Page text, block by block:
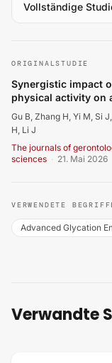
Vollständige
ORIGINALSTUDIE
Synergistic impact
physical activity on
Gu B, Zhang H, Yi M, Si
H, Li J
The journals of
sciences · 21. Mai 2026
VERWENDETE
Advanced Glycation
Verwandte